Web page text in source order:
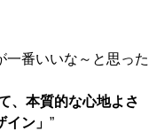
一番いいな～と思った
、本質的な心地よさ
ン」 ”